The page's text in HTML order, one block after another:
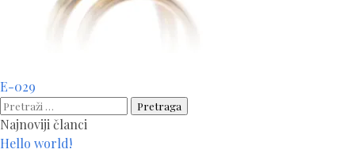
Navigacija
članaka
E-029
Pretraga:
Najnoviji članci
Hello world!